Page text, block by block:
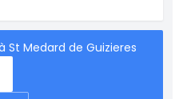
Medard de Guizieres